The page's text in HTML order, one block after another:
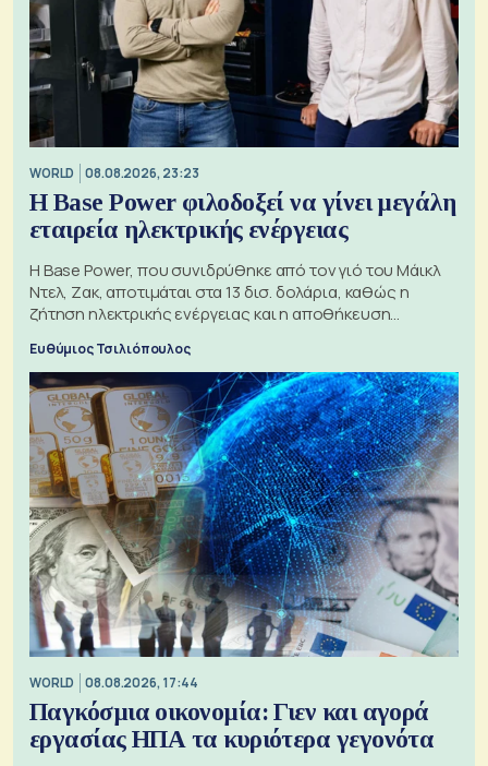
WORLD 08.08.2026, 23:23
Η Base Power φιλοδοξεί να γίνει μεγάλη
εταιρεία ηλεκτρικής ενέργειας
Η Base Power, που συνιδρύθηκε από τον γιό του Μάικλ
Ντελ, Ζακ, αποτιμάται στα 13 δισ. δολάρια, καθώς η
ζήτηση ηλεκτρικής ενέργειας και η αποθήκευση
Ευθύμιος Τσιλιόπουλος
WORLD 08.08.2026, 17:44
Παγκόσμια οικονομία: Γιεν και αγορά
εργασίας ΗΠΑ τα κυριότερα γεγονότα